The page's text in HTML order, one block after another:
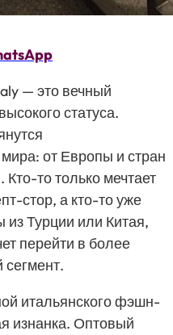
— это вечный
статуса.
от Европы и стран
то только мечтает
стор, а кто-то уже
Турции или Китая,
перейти в более
итальянского фэшн-
изнанка. Оптовый